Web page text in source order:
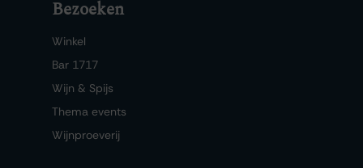
Bezoeken
Winkel
Bar 1717
Wijn & Spijs
Thema events
Wijnproeverij